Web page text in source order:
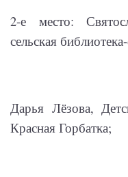
2-е место:
сельская
Дарья Лёзова,
Красная Горбатка;